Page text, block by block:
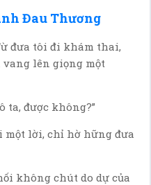
Đau Thương
đưa tôi đi khám thai,
lên giọng một
ta, được không?”
lời, chỉ hờ hững đưa
không chút do dự của